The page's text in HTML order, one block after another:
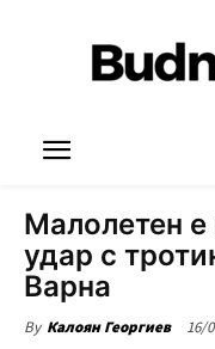
Малолетен
удар с
Варна
By Калоян Георгиев 16/